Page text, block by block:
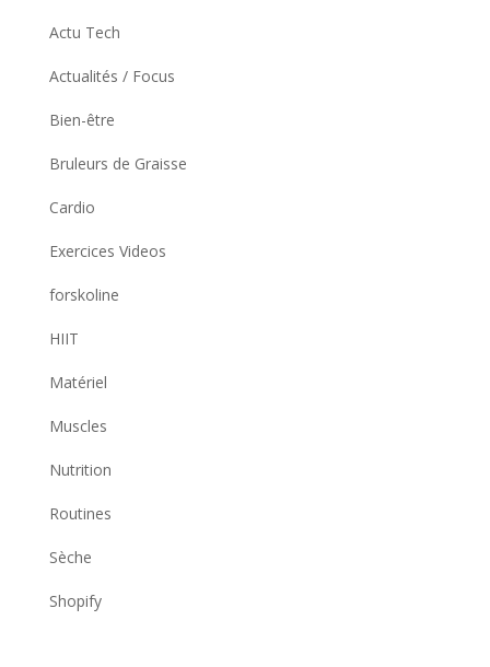
Actu Tech
Actualités / Focus
Bien-être
Bruleurs de Graisse
Cardio
Exercices Videos
forskoline
HIIT
Matériel
Muscles
Nutrition
Routines
Sèche
Shopify